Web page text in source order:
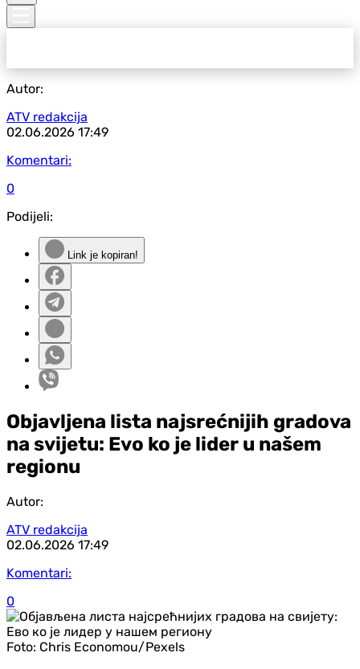
Autor:
ATV redakcija
02.06.2026 17:49
Komentari:
0
Podijeli:
Link je kopiran!
Objavljena lista najsrećnijih gradova
na svijetu: Evo ko je lider u našem
regionu
Autor:
ATV redakcija
02.06.2026 17:49
Komentari:
0
Foto: Chris Economou/Pexels